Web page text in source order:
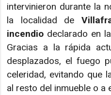
intervinieron durante la
la localidad de
incendio declarado en
Gracias a la rápida
desplazados, el fuego
celeridad, evitando que
al resto del inmueble o a